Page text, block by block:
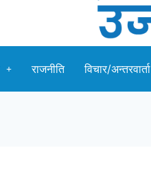
राजनीति विचार/अन्तरवार्ता